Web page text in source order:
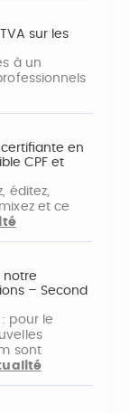
sur les
à un
en
CPF et
éditez,
et ce
notre
– Second
pour le
sont